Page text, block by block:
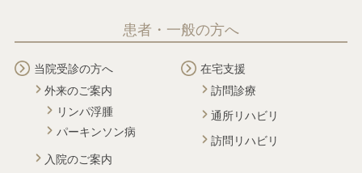
患者・一般の方へ
当院受診の方へ
外来のご案内
リンパ浮腫
パーキンソン病
入院のご案内
在宅支援
訪問診療
通所リハビリ
訪問リハビリ